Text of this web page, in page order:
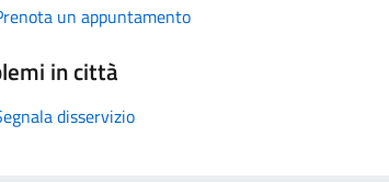
un appuntamento
in città
disservizio